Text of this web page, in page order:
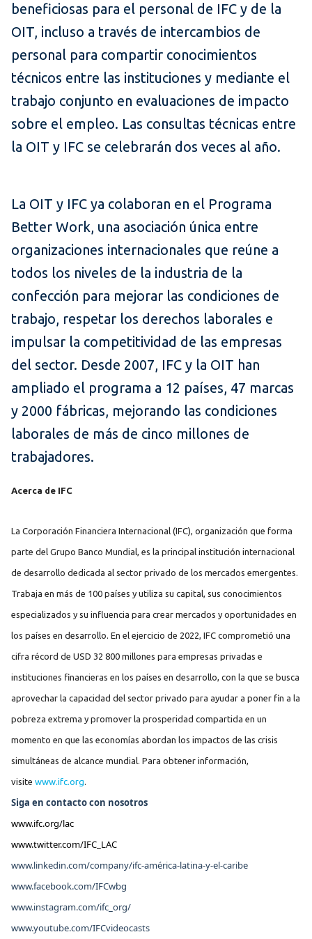
beneficiosas para el personal de IFC y de la
OIT, incluso a través de intercambios de
personal para compartir conocimientos
técnicos entre las instituciones y mediante el
trabajo conjunto en evaluaciones de impacto
sobre el empleo. Las consultas técnicas entre
la OIT y IFC se celebrarán dos veces al año.
La OIT y IFC ya colaboran en el Programa
Better Work, una asociación única entre
organizaciones internacionales que reúne a
todos los niveles de la industria de la
confección para mejorar las condiciones de
trabajo, respetar los derechos laborales e
impulsar la competitividad de las empresas
del sector. Desde 2007, IFC y la OIT han
ampliado el programa a 12 países, 47 marcas
y 2000 fábricas, mejorando las condiciones
laborales de más de cinco millones de
trabajadores.
Acerca de IFC
La Corporación Financiera Internacional (IFC), organización que forma
parte del Grupo Banco Mundial, es la principal institución internacional
de desarrollo dedicada al sector privado de los mercados emergentes.
Trabaja en más de 100 países y utiliza su capital, sus conocimientos
especializados y su influencia para crear mercados y oportunidades en
los países en desarrollo. En el ejercicio de 2022, IFC comprometió una
cifra récord de USD 32 800 millones para empresas privadas e
instituciones financieras en los países en desarrollo, con la que se busca
aprovechar la capacidad del sector privado para ayudar a poner fin a la
pobreza extrema y promover la prosperidad compartida en un
momento en que las economías abordan los impactos de las crisis
simultáneas de alcance mundial. Para obtener información,
visite www.ifc.org.
Siga en contacto con nosotros
www.ifc.org/lac
www.twitter.com/IFC_LAC
www.linkedin.com/company/ifc-américa-latina-y-el-caribe
www.facebook.com/IFCwbg
www.instagram.com/ifc_org/
www.youtube.com/IFCvideocasts